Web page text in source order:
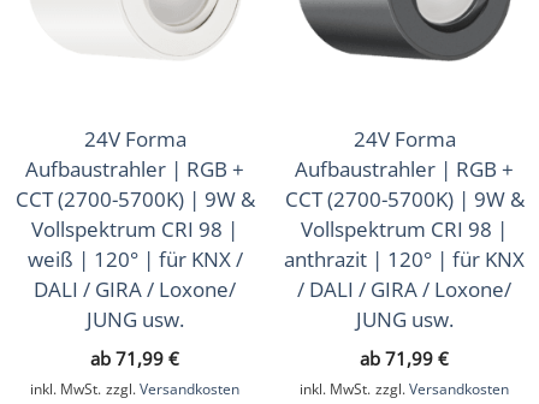
LED-Leuchtmittel (30)
Zubehör (43)
Sale (16)
Musterkoffer (4)
Geschenkgutscheine (1)
24V Forma
Aufbaustrahler | RGB +
CCT (2700-5700K) | 9W &
Vollspektrum CRI 98 |
weiß | 120° | für KNX /
DALI / GIRA / Loxone/
JUNG usw.
ab 71,99 €
inkl. MwSt. zzgl. Versandkosten
24V Forma
Aufbaustrahler | RGB +
CCT (2700-5700K) | 9W &
Vollspektrum CRI 98 |
anthrazit | 120° | für KNX
/ DALI / GIRA / Loxone/
JUNG usw.
ab 71,99 €
inkl. MwSt. zzgl. Versandkosten